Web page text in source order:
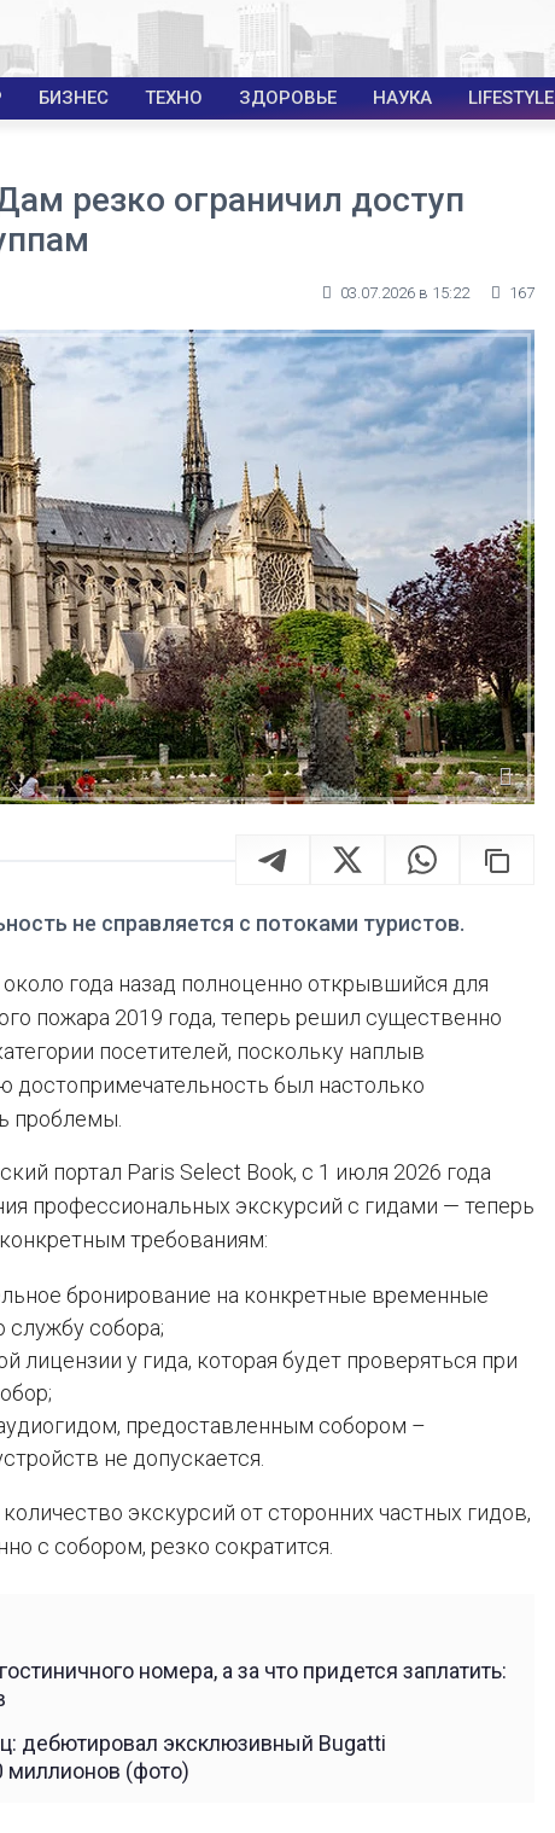
БИЗНЕС ТЕХНО ЗДОРОВЬЕ НАУКА LIFESTYLE
резко ограничил доступ
03.07.2026 в 15:22 167
не справляется с потоками туристов.
года назад полноценно открывшийся для
пожара 2019 года, теперь решил существенно
посетителей, поскольку наплыв
был настолько
проблемы.
портал Paris Select Book, с 1 июля 2026 года
профессиональных экскурсий с гидами — теперь
требованиям:
бронирование на конкретные временные
службу собора;
лицензии у гида, которая будет проверяться при
предоставленным собором –
не допускается.
экскурсий от сторонних частных гидов,
с собором, резко сократится.
номера, а за что придется заплатить:
дебютировал эксклюзивный Bugatti
миллионов (фото)